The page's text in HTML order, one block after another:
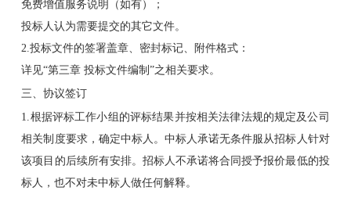
免费增值服务说明（如有）；
投标人认为需要提交的其它文件。
2.投标文件的签署盖章、密封标记、附件格式：
详见“第三章 投标文件编制”之相关要求。
三、协议签订
1.根据评标工作小组的评标结果并按相关法律法规的规定及公司
相关制度要求，确定中标人。中标人承诺无条件服从招标人针对
该项目的后续所有安排。招标人不承诺将合同授予报价最低的投
标人，也不对未中标人做任何解释。